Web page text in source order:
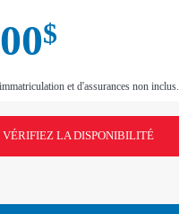
$
et d'assurances non inclus.
VÉRIFIEZ LA DISPONIBILITÉ